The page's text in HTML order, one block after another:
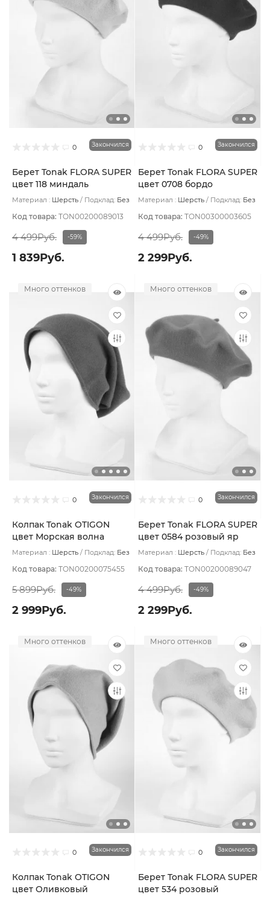
0 Закончился
Берет Tonak FLORA SUPER
цвет 118 миндаль
Материал : Шерсть Подклад: Без
Код товара: TON00200089013
4 499Руб. -59%
1 839Руб.
0 Закончился
Берет Tonak FLORA SUPER
цвет 0708 бордо
Материал : Шерсть Подклад: Без
Код товара: TON00300003605
4 499Руб. -49%
2 299Руб.
Много оттенков
0 Закончился
Колпак Tonak OTIGON
цвет Морская волна
Материал : Шерсть Подклад: Без
Код товара: TON00200075455
5 899Руб. -49%
2 999Руб.
Много оттенков
0 Закончился
Берет Tonak FLORA SUPER
цвет 0584 розовый яр
Материал : Шерсть Подклад: Без
Код товара: TON00200089047
4 499Руб. -49%
2 299Руб.
Много оттенков
0 Закончился
Колпак Tonak OTIGON
цвет Оливковый
Много оттенков
0 Закончился
Берет Tonak FLORA SUPER
цвет 534 розовый